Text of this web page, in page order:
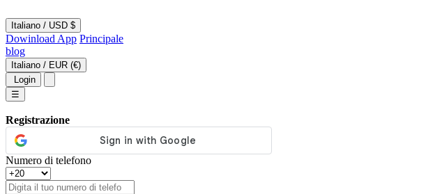
Italiano / USD $
Dowinload App Principale
blog
Italiano / EUR (€)
Login
☰
Registrazione
Numero di telefono